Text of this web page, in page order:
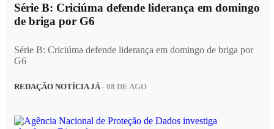
Série B: Criciúma defende liderança em domingo
de briga por G6
Série B: Criciúma defende liderança em domingo de briga por
G6
REDAÇÃO NOTÍCIA JÁ- 08 DE AGO